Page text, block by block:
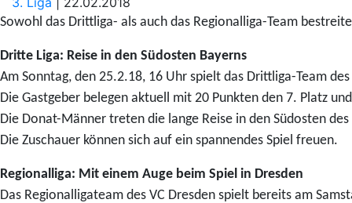
Sowohl das Drittliga- als auch das Regionalliga-Team
Dritte Liga: Reise in den Südosten Bayerns
Am Sonntag, den 25.2.18, 16 Uhr spielt das Drittliga-Team
Die Gastgeber belegen aktuell mit 20 Punkten den 7. Platz
Die Donat-Männer treten die lange Reise in den Südosten
Die Zuschauer können sich auf ein spannendes Spiel freuen.
Regionalliga: Mit einem Auge beim Spiel in Dresden
Das Regionalligateam des VC Dresden spielt bereits am